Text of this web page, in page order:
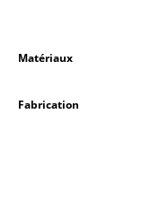
Lampadaires
Matériaux
Fabrication